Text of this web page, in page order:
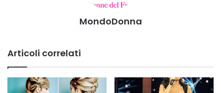
MondoDonna
Articoli correlati